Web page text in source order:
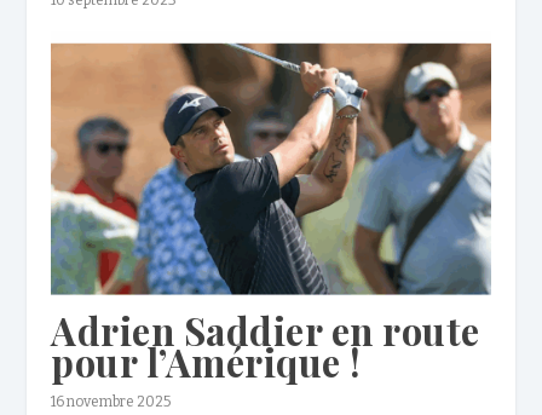
Adrien Saddier en route
pour l’Amérique !
16 novembre 2025